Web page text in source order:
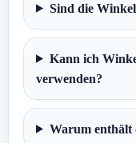
Sind die
Kann ich
verwenden?
Warum enthält